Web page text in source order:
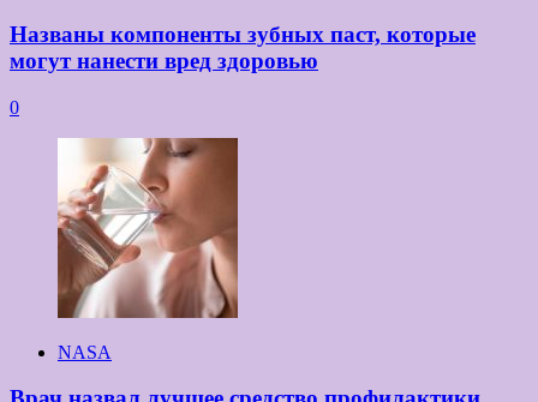
Названы компоненты зубных паст, которые
могут нанести вред здоровью
0
NASA